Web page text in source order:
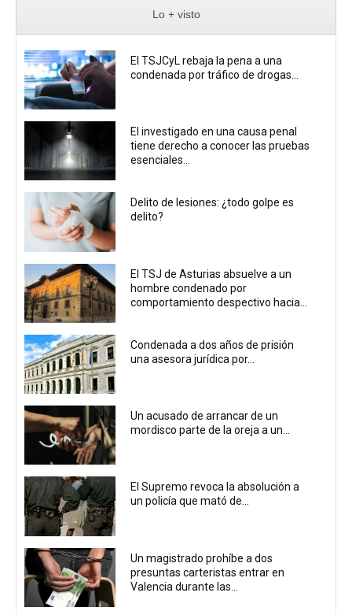
Lo + visto
El TSJCyL rebaja la pena a una
condenada por tráfico de drogas...
El investigado en una causa penal
tiene derecho a conocer las pruebas
esenciales...
Delito de lesiones: ¿todo golpe es
delito?
El TSJ de Asturias absuelve a un
hombre condenado por
comportamiento despectivo hacia...
Condenada a dos años de prisión
una asesora jurídica por...
Un acusado de arrancar de un
mordisco parte de la oreja a un...
El Supremo revoca la absolución a
un policía que mató de...
Un magistrado prohíbe a dos
presuntas carteristas entrar en
Valencia durante las...